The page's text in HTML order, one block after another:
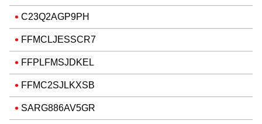
C23Q2AGP9PH
FFMCLJESSCR7
FFPLFMSJDKEL
FFMC2SJLKXSB
SARG886AV5GR